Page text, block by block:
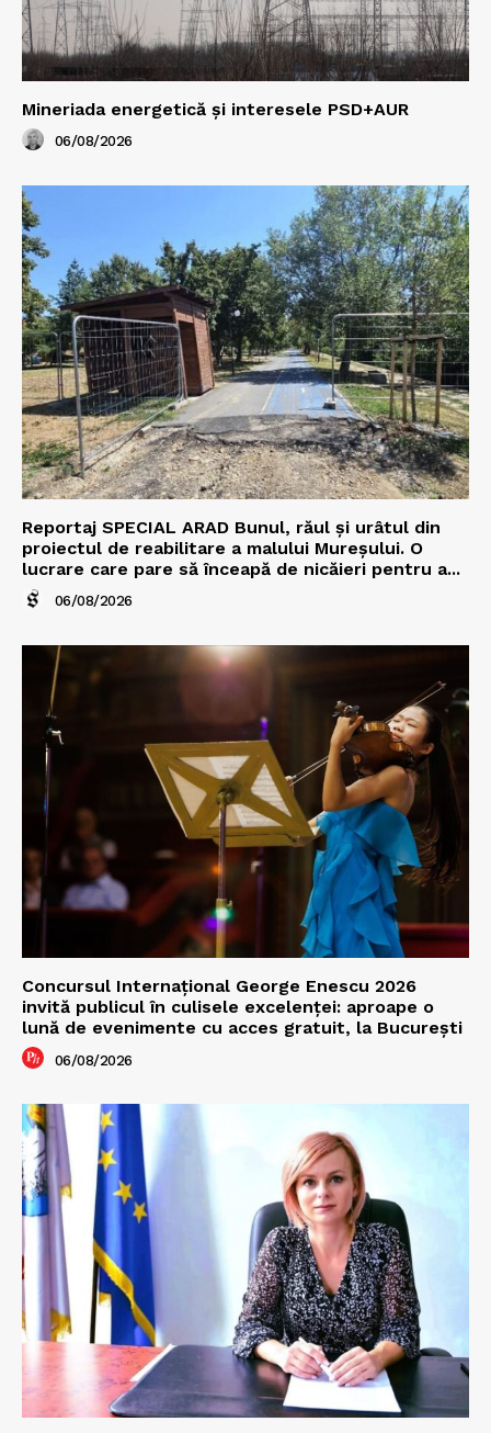
Mineriada energetică și interesele PSD+AUR
06/08/2026
Reportaj SPECIAL ARAD Bunul, răul și urâtul din
proiectul de reabilitare a malului Mureșului. O
lucrare care pare să înceapă de nicăieri pentru a...
06/08/2026
Concursul Internațional George Enescu 2026
invită publicul în culisele excelenței: aproape o
lună de evenimente cu acces gratuit, la București
06/08/2026